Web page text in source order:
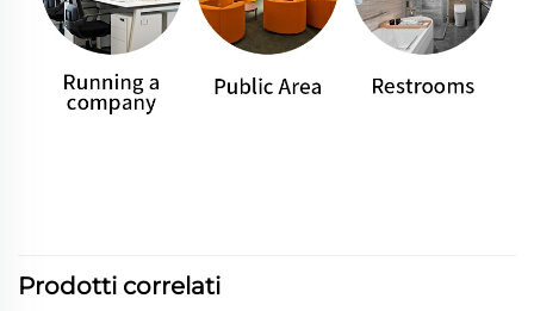
Prodotti correlati